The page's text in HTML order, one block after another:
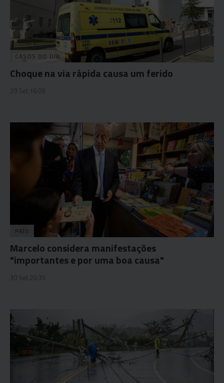
CASOS DO DIA
Choque na via rápida causa um ferido
29 Set 16:09
PAÍS
Marcelo considera manifestações
"importantes e por uma boa causa"
30 Set 20:35